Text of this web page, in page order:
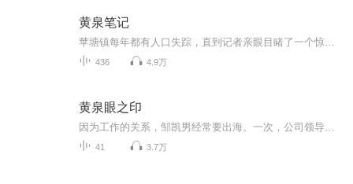
黄泉笔记
436 4.9万
黄泉眼之印
41 3.7万